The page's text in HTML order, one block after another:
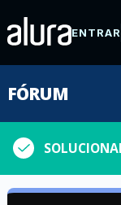
ENTRAR
FÓRUM